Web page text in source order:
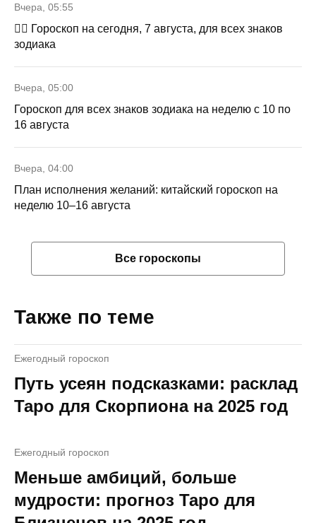
Вчера, 05:55
🧙‍♀ Гороскоп на сегодня, 7 августа, для всех знаков
зодиака
Вчера, 05:00
Гороскоп для всех знаков зодиака на неделю с 10 по
16 августа
Вчера, 04:00
План исполнения желаний: китайский гороскоп на
неделю 10–16 августа
Все гороскопы
Также по теме
Ежегодный гороскоп
Путь усеян подсказками: расклад
Таро для Скорпиона на 2025 год
Ежегодный гороскоп
Меньше амбиций, больше
мудрости: прогноз Таро для